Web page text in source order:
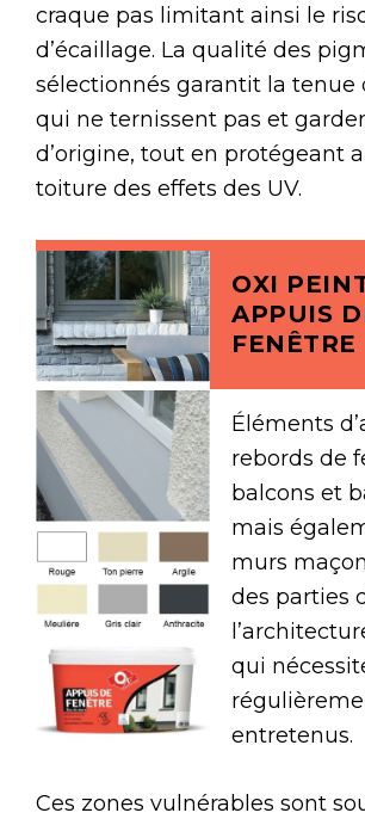
craque pas limitant ainsi le
d’écaillage. La qualité des
sélectionnés garantit la tenue
qui ne ternissent pas et
d’origine, tout en protégeant
toiture des effets des UV.
OXI
APPUIS
FENÊTRE
Éléments
rebords de
balcons et
mais
murs
des parties
qui
entretenus.
Ces zones vulnérables sont